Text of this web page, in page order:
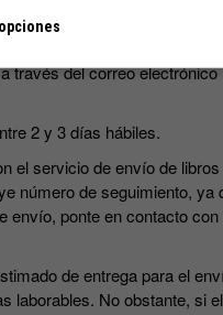
que se editan al año. Las
través del correo electrónico
2 y 3 días hábiles.
el servicio de envío de
número de seguimiento, ya
envío, ponte en contacto
de entrega para el
laborables. No obstante, si